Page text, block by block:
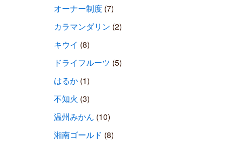
オーナー制度 (7)
カラマンダリン (2)
キウイ (8)
ドライフルーツ (5)
はるか (1)
不知火 (3)
温州みかん (10)
湘南ゴールド (8)